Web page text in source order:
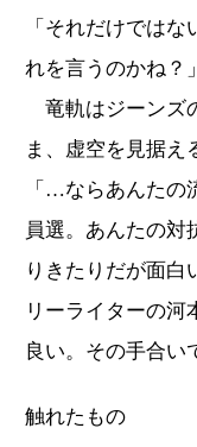
「それだけでは
れを言うのかね？」
竜軌はジーンズ
ま、虚空を見据え
「…ならあんたの
員選。あんたの対
りきたりだが面白
リーライターの河
良い。その手合い
触れたもの